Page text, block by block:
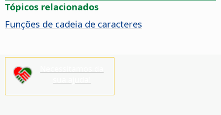
Tópicos relacionados
Funções de cadeia de caracteres